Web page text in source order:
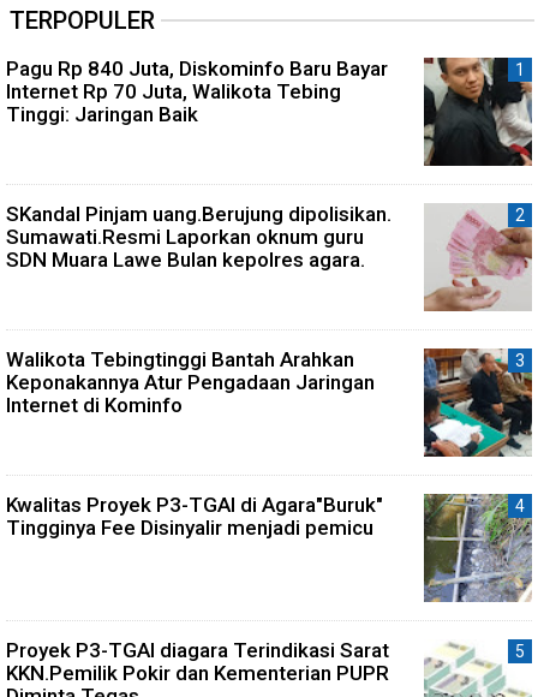
TERPOPULER
Pagu Rp 840 Juta, Diskominfo Baru Bayar
Internet Rp 70 Juta, Walikota Tebing
Tinggi: Jaringan Baik
SKandal Pinjam uang.Berujung dipolisikan.
Sumawati.Resmi Laporkan oknum guru
SDN Muara Lawe Bulan kepolres agara.
Walikota Tebingtinggi Bantah Arahkan
Keponakannya Atur Pengadaan Jaringan
Internet di Kominfo
Kwalitas Proyek P3-TGAI di Agara"Buruk"
Tingginya Fee Disinyalir menjadi pemicu
Proyek P3-TGAI diagara Terindikasi Sarat
KKN.Pemilik Pokir dan Kementerian PUPR